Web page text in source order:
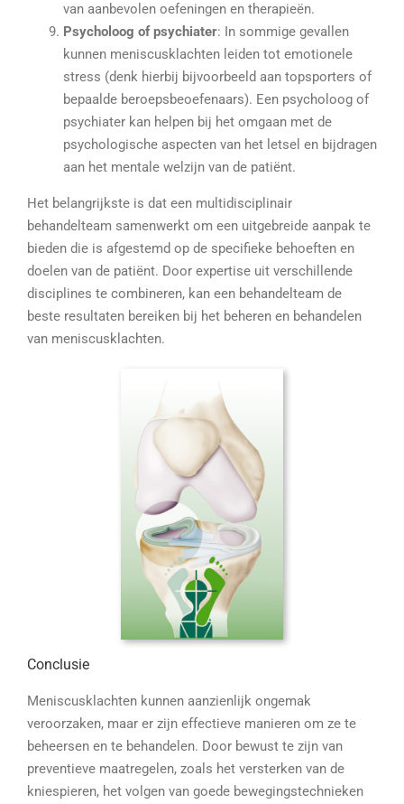
van aanbevolen oefeningen en therapieën.
Psycholoog of psychiater: In sommige gevallen
kunnen meniscusklachten leiden tot emotionele
stress (denk hierbij bijvoorbeeld aan topsporters of
bepaalde beroepsbeoefenaars). Een psycholoog of
psychiater kan helpen bij het omgaan met de
psychologische aspecten van het letsel en bijdragen
aan het mentale welzijn van de patiënt.
Het belangrijkste is dat een multidisciplinair
behandelteam samenwerkt om een uitgebreide aanpak te
bieden die is afgestemd op de specifieke behoeften en
doelen van de patiënt. Door expertise uit verschillende
disciplines te combineren, kan een behandelteam de
beste resultaten bereiken bij het beheren en behandelen
van meniscusklachten.
Conclusie
Meniscusklachten kunnen aanzienlijk ongemak
veroorzaken, maar er zijn effectieve manieren om ze te
beheersen en te behandelen. Door bewust te zijn van
preventieve maatregelen, zoals het versterken van de
kniespieren, het volgen van goede bewegingstechnieken